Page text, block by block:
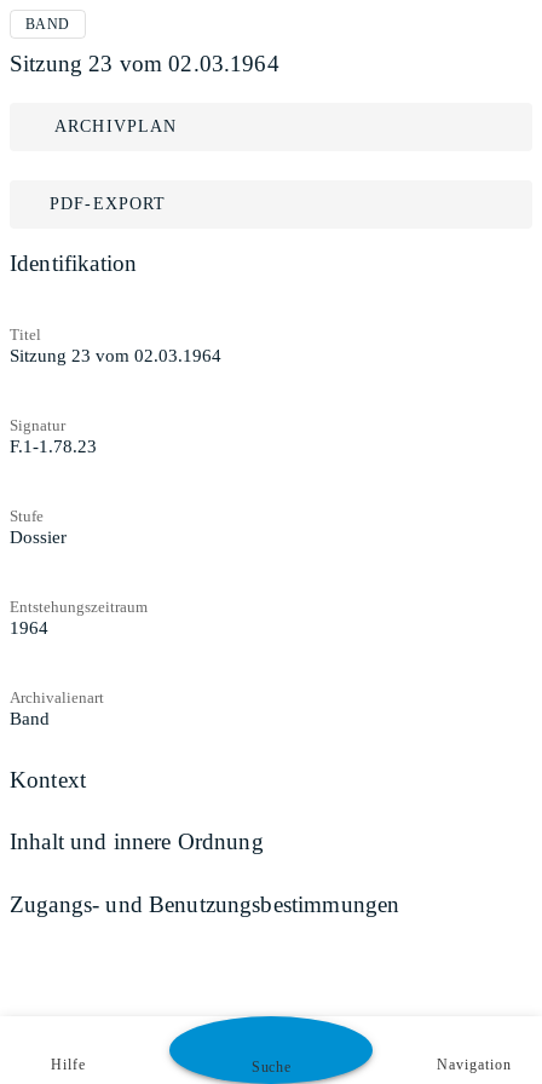
BAND
Sitzung 23 vom 02.03.1964
ARCHIVPLAN
PDF-EXPORT
Identifikation
Titel
Sitzung 23 vom 02.03.1964
Signatur
F.1-1.78.23
Stufe
Dossier
Entstehungszeitraum
1964
Archivalienart
Band
Kontext
Inhalt und innere Ordnung
Zugangs- und Benutzungsbestimmungen
Hilfe Suche Navigation